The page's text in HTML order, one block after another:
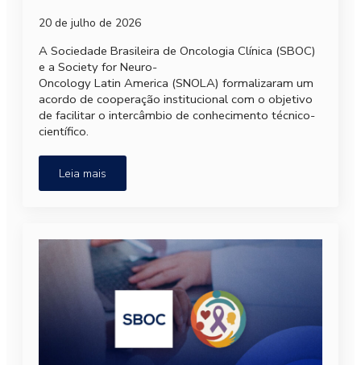
20 de julho de 2026
A Sociedade Brasileira de Oncologia Clínica (SBOC)
e a Society for Neuro-
Oncology Latin America (SNOLA) formalizaram um
acordo de cooperação institucional com o objetivo
de facilitar o intercâmbio de conhecimento técnico-
científico.
Leia mais